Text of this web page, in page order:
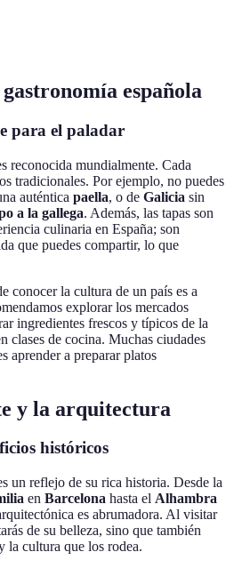
española
para el paladar
reconocida mundialmente. Cada
tradicionales. Por ejemplo, no puedes
auténtica paella, o de Galicia sin
a la gallega. Además, las tapas son
culinaria en España; son
que puedes compartir, lo que
conocer la cultura de un país es a
explorar los mercados
ingredientes frescos y típicos de la
clases de cocina. Muchas ciudades
aprender a preparar platos
y la arquitectura
históricos
un reflejo de su rica historia. Desde la
en Barcelona hasta el Alhambra
es abrumadora. Al visitar
de su belleza, sino que también
la cultura que los rodea.